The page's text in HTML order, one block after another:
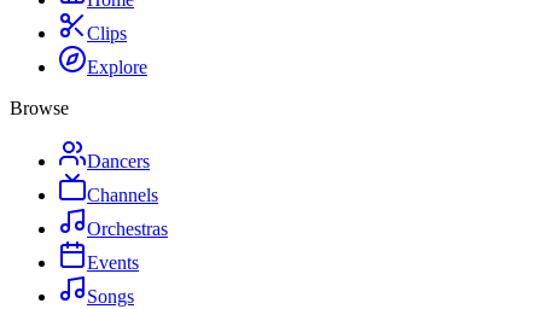
Clips
Explore
Browse
Dancers
Channels
Orchestras
Events
Songs